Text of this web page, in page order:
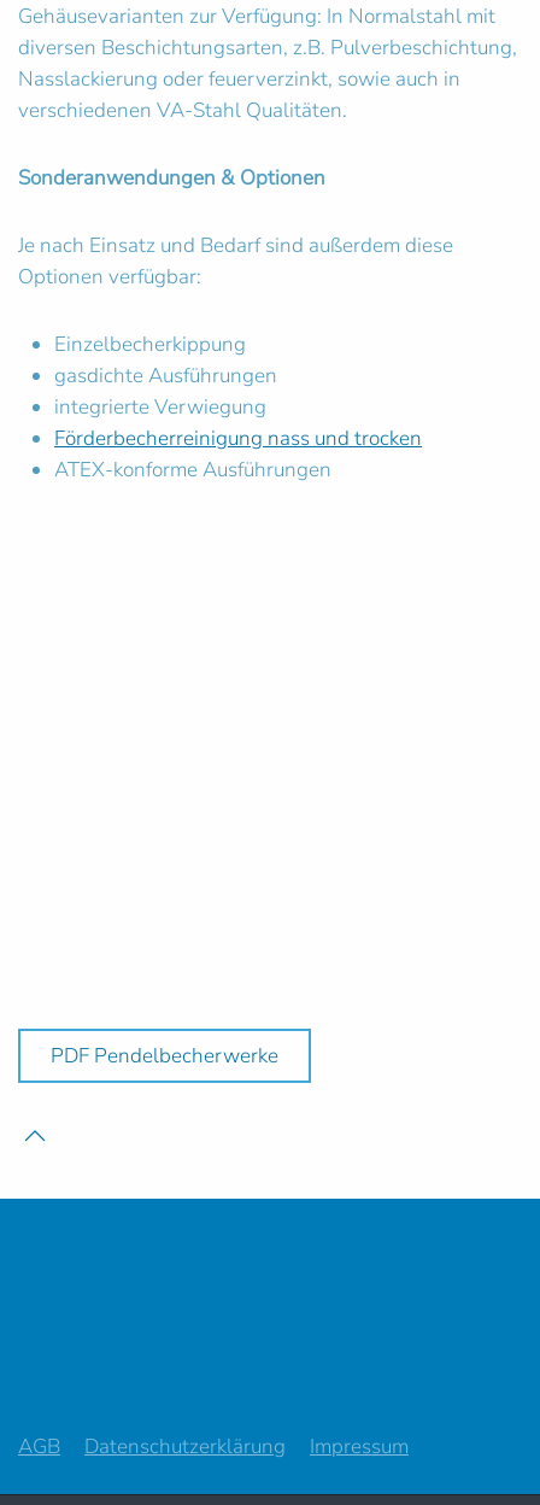
Gehäusevarianten zur Verfügung: In Normalstahl mit
diversen Beschichtungsarten, z.B. Pulverbeschichtung,
Nasslackierung oder feuerverzinkt, sowie auch in
verschiedenen VA-Stahl Qualitäten.
Sonderanwendungen & Optionen
Je nach Einsatz und Bedarf sind außerdem diese
Optionen verfügbar:
Einzelbecherkippung
gasdichte Ausführungen
integrierte Verwiegung
Förderbecherreinigung nass und trocken
ATEX-konforme Ausführungen
PDF Pendelbecherwerke
AGB Datenschutzerklärung Impressum